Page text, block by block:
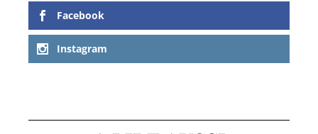
Facebook
Instagram